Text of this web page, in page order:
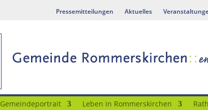
Pressemitteilungen Aktuelles
Gemeindeportrait Leben in Rommerskirchen